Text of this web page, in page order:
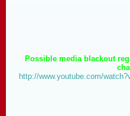
Possible media blackout
http://www.youtube.com/